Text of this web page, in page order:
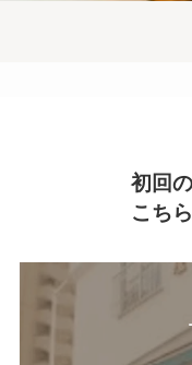
初回
こち